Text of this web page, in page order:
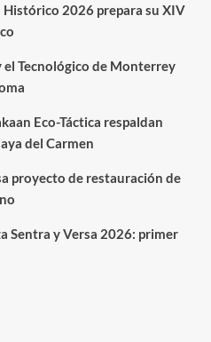
Histórico 2026 prepara su XIV
el Tecnológico de Monterrey
Eco-Táctica respaldan
del Carmen
proyecto de restauración de
Sentra y Versa 2026: primer